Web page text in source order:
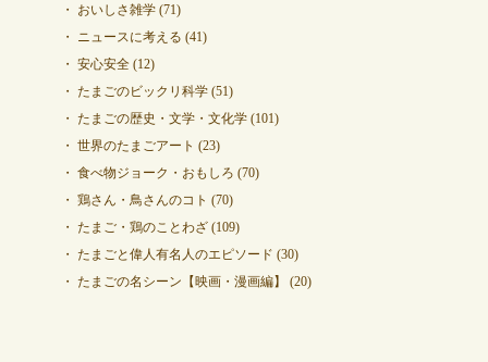
おいしさ雑学(71)
ニュースに考える (41)
安心安全(12)
たまごのビックリ科学(51)
たまごの歴史・文学・文化学(101)
世界のたまごアート (23)
食べ物ジョーク・おもしろ (70)
鶏さん・鳥さんのコト (70)
たまご・鶏のことわざ(109)
たまごと偉人有名人のエピソード (30)
たまごの名シーン【映画・漫画編】
(20)